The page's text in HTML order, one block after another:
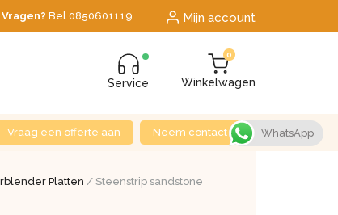
Vragen? Bel 0850601119 Mijn account
Service Winkelwagen
0
Vraag een offerte aan Neem contact op
Platten / Steenstrip sandstone
WhatsApp